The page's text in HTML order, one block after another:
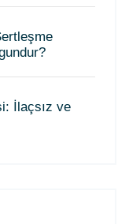
İlaçsız ve